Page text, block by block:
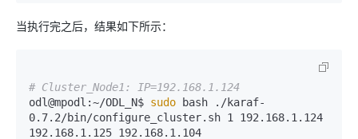
当执行完之后，结果如下所示：
# Cluster_Node1: IP=192.168.1.124
odl@mpodl:~/ODL_N$ sudo bash ./karaf-
0.7.2/bin/configure_cluster.sh 1 192.168.1.124